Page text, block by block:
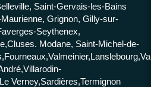
Saint-Gervais-les-Bains
Grignon, Gilly-sur-
Seythenex,
Modane, Saint-Michel-de-
Verney,Sardières,Termignon